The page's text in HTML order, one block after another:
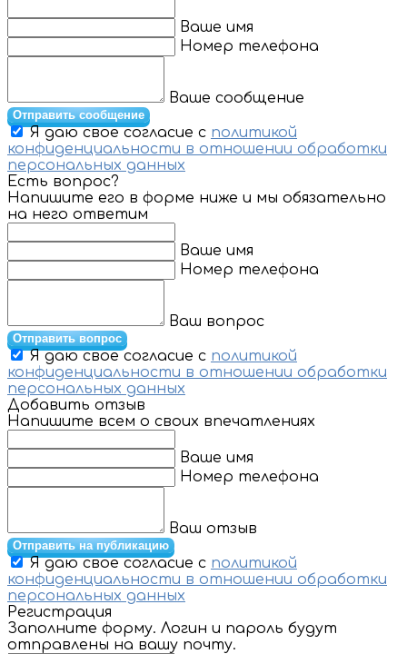
Ваше имя
Номер телефона
Ваше сообщение
Отправить сообщение
Я даю свое согласие с политикой
конфиденциальности в отношении обработки
персональных данных
Есть вопрос?
Напишите его в форме ниже и мы обязательно
на него ответим
Ваше имя
Номер телефона
Ваш вопрос
Отправить вопрос
Я даю свое согласие с политикой
конфиденциальности в отношении обработки
персональных данных
Добавить отзыв
Напишите всем о своих впечатлениях
Ваше имя
Номер телефона
Ваш отзыв
Отправить на публикацию
Я даю свое согласие с политикой
конфиденциальности в отношении обработки
персональных данных
Регистрация
Заполните форму. Логин и пароль будут
отправлены на вашу почту.